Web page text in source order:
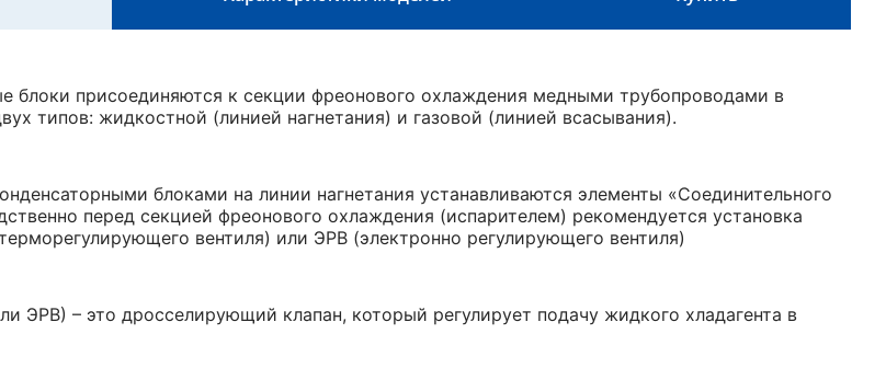
блоки присоединяются к секции фреонового охлаждения медными трубопроводами в
типов: жидкостной (линией нагнетания) и газовой (линией всасывания).
блоками на линии нагнетания устанавливаются элементы «Соединительного
перед секцией фреонового охлаждения (испарителем) рекомендуется установка
вентиля) или ЭРВ (электронно регулирующего вентиля)
ЭРВ) – это дросселирующий клапан, который регулирует подачу жидкого хладагента в